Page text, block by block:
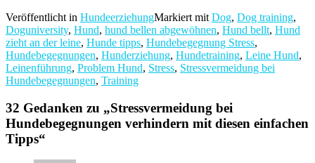
Veröffentlicht in HundeerziehungMarkiert mit Dog, Dog training,
Doguniversity, Hund, hund bellen abgewöhnen, Hund bellt, Hund
zieht an der leine, Hunde tipps, Hundebegegnung Stress,
Hundebegegnungen, Hunderziehung, Hundetraining, Leine Hund,
Leinenführung, Problem Hund, Stress, Stressvermeidung bei
Hundebegegnungen, Training
32 Gedanken zu „Stressvermeidung bei
Hundebegegnungen verhindern mit diesen einfachen
Tipps“